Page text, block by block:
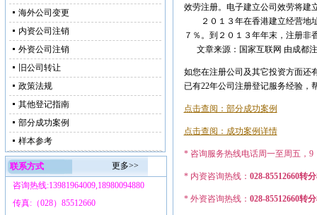
海外公司变更
内资公司注销
外资公司注销
旧公司转让
政策法规
其他登记指南
部分成功案例
样本参考
联系方式
更多>>
咨询热线:13981964009,18980094880
传真:（028）85512660
效劳注册。电子建立公司效劳将建
２０１３年在香港建立经营地址
７％。到２０１３年年末，注册非
文章来源：国家互联网 由成都
如您在注册公司及其它投资方面还
已有22年公司注册登记服务经验，
点击查阅：部分成功案例
点击查阅：成功案例详情
* 咨询服务热线电话周一至周五，9
* 内资咨询热线： 028-85512660转
* 外资咨询热线： 028-85512660转